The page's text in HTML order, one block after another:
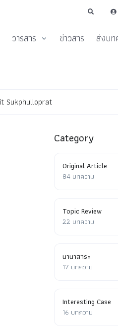
วารสาร ข่าวสาร ส่งบท
Category
Original Article
84 บทความ
Topic Review
22 บทความ
นานาสาระ
17 บทความ
Interesting Case
16 บทความ